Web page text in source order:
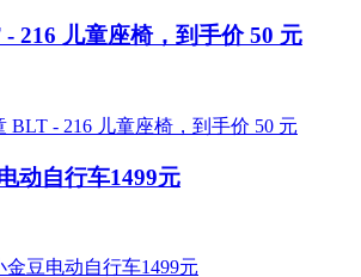
216 儿童座椅，到手价 50 元
动自行车1499元